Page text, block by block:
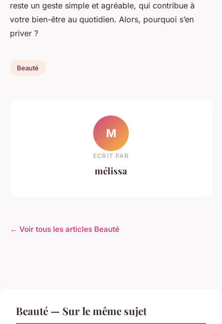
reste un geste simple et agréable, qui contribue à
votre bien-être au quotidien. Alors, pourquoi s’en
priver ?
Beauté
M
ECRIT PAR
mélissa
← Voir tous les articles Beauté
Beauté — Sur le même sujet